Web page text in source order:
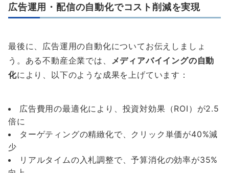
広告運用・配信の自動化でコスト削減を実現
最後に、広告運用の自動化についてお伝えしましょ
う。ある不動産企業では、
メディアバイイングの自動
化により、以下のような成果を上げています：
広告費用の最適化により、投資対効果（ROI）が2.5
倍に
ターゲティングの精緻化で、クリック単価が40%減
少
リアルタイムの入札調整で、予算消化の効率が35%